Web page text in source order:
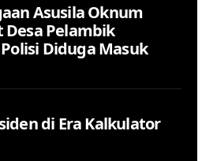
Asusila Oknum
Pelambik
Diduga Masuk
di Era Kalkulator